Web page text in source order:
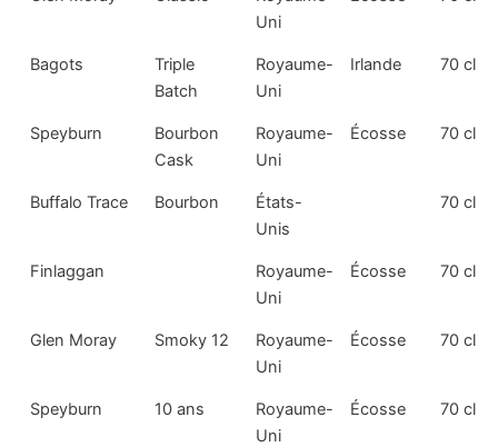
Uni
Bagots
Triple
Batch
Royaume-
Uni
Irlande 70 cl
Speyburn
Bourbon
Cask
Royaume-
Uni
Écosse 70 cl
Buffalo Trace Bourbon
États-
Unis
70 cl
Finlaggan
Royaume-
Uni
Écosse 70 cl
Glen Moray Smoky 12
Royaume-
Uni
Écosse 70 cl
Speyburn 10 ans
Royaume-
Uni
Écosse 70 cl